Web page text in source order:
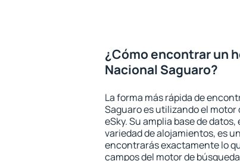
¿Cómo encontrar un
Nacional Saguaro?
La forma más rápida de
Saguaro es utilizando el
eSky. Su amplia base de
variedad de alojamientos, es
encontrarás exactamente lo
campos del motor de